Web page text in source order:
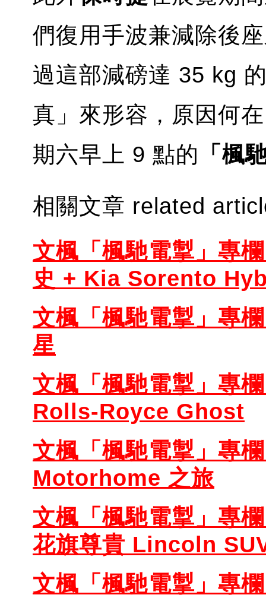
們復用手波兼減除後
過這部減磅達 35 kg
真」來形容，原因何
期六早上 9 點的 「楓
相關文章 related
文楓「楓馳電掣」專
史 + Kia Sorento
文楓「楓馳電掣」專
星
文楓「楓馳電掣」專
Rolls-Royce Ghost
文楓「楓馳電掣」專
Motorhome 之旅
文楓「楓馳電掣」專
花旗尊貴 Lincoln
文楓「楓馳電掣」專